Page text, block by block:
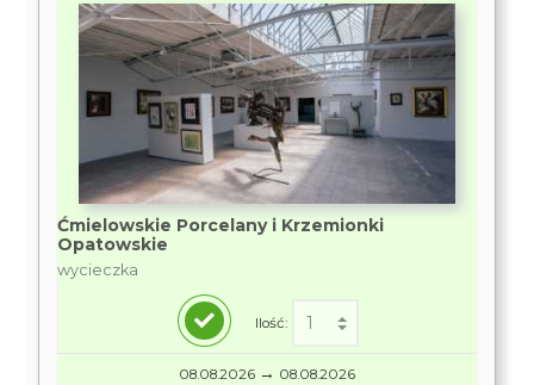
Ćmielowskie Porcelany i Krzemionki
Opatowskie
wycieczka
Ilość:
08.08.2026 → 08.08.2026